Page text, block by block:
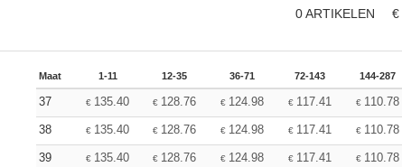
0ARTIKELEN €
Maat 1-11 12-35 36-71 72-143 144-287
37 € 135.40 € 128.76 € 124.98 € 117.41 € 110.78
38 € 135.40 € 128.76 € 124.98 € 117.41 € 110.78
39 € 135.40 € 128.76 € 124.98 € 117.41 € 110.78